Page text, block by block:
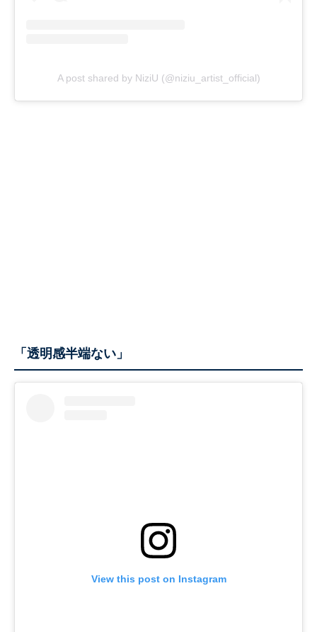
A post shared by NiziU (@niziu_artist_official)
「透明感半端ない」
View this post on Instagram